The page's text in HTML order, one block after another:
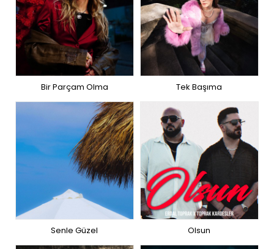
Bir Parçam Olma Tek Başıma
Senle Güzel Olsun